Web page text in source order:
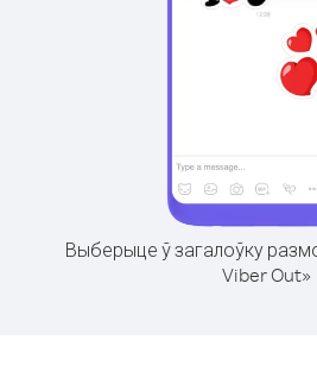
Выберыце ў загалоўку
Viber Out»